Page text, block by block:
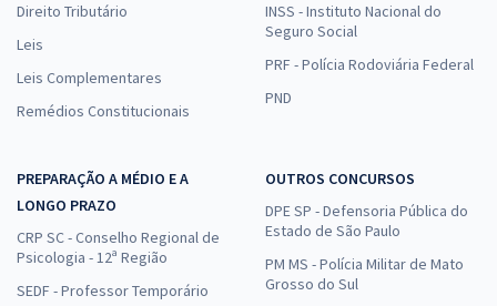
Direito Tributário
Leis
Leis Complementares
Remédios Constitucionais
INSS - Instituto Nacional do
Seguro Social
PRF - Polícia Rodoviária Federal
PND
PREPARAÇÃO A MÉDIO E A
LONGO PRAZO
CRP SC - Conselho Regional de
Psicologia - 12ª Região
SEDF - Professor Temporário
OUTROS CONCURSOS
DPE SP - Defensoria Pública do
Estado de São Paulo
PM MS - Polícia Militar de Mato
Grosso do Sul